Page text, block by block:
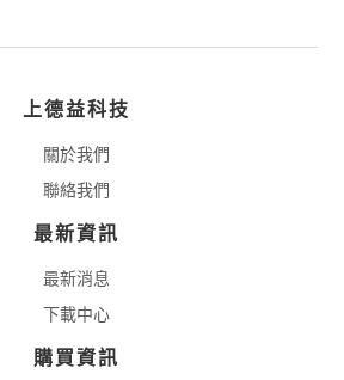
上德益科技
關於我們
聯絡我們
最新資訊
最新消息
下載中心
購買資訊